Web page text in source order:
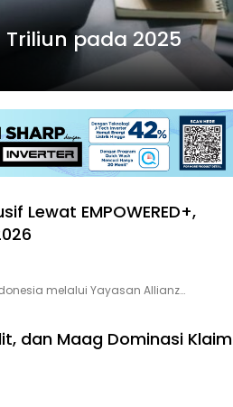
Triliun pada 2025
Lewat EMPOWERED+,
melalui Yayasan Allianz…
dan Maag Dominasi Klaim